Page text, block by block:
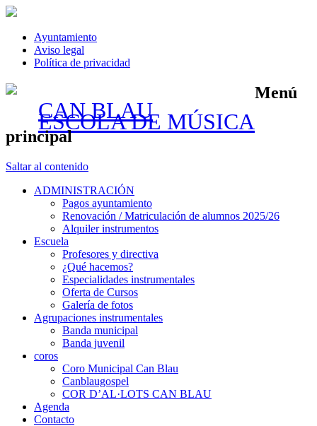
Ayuntamiento
Aviso legal
Política de privacidad
CAN BLAU
ESCOLA DE MÚSICA
Menú
principal
Saltar al contenido
ADMINISTRACIÓN
Pagos ayuntamiento
Renovación / Matriculación de alumnos 2025/26
Alquiler instrumentos
Escuela
Profesores y directiva
¿Qué hacemos?
Especialidades instrumentales
Oferta de Cursos
Galería de fotos
Agrupaciones instrumentales
Banda municipal
Banda juvenil
coros
Coro Municipal Can Blau
Canblaugospel
COR D’AL·LOTS CAN BLAU
Agenda
Contacto